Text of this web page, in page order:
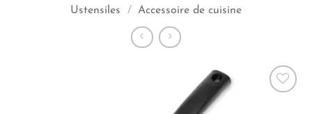
Ustensiles / Accessoire de cuisine